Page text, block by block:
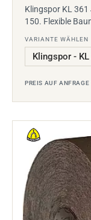
Klingspor KL
150. Flexible
VARIANTE WÄHLEN
PREIS AUF ANFRAGE